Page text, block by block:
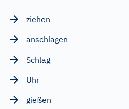
ziehen
anschlagen
Schlag
Uhr
gießen